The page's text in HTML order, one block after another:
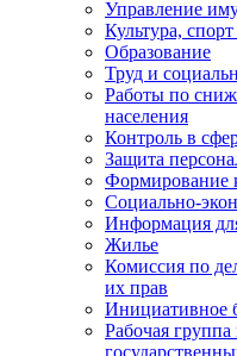
Управление
Культура,
Образование
Труд и
Работы по
населения
Контроль в
Защита
Формирование
Социально-
Информация
Жилье
Комиссия по
их прав
Инициативное
Рабочая